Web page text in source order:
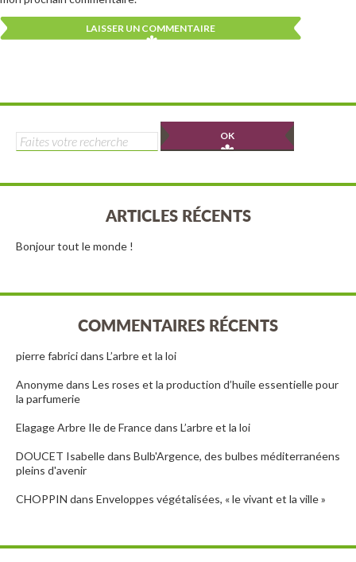
Rechercher :
ARTICLES RÉCENTS
Bonjour tout le monde !
COMMENTAIRES RÉCENTS
pierre fabricidans L’arbre et la loi
Anonymedans Les roses et la production d’huile essentielle pour
la parfumerie
Elagage Arbre Ile de Francedans L’arbre et la loi
DOUCET Isabelledans Bulb'Argence, des bulbes méditerranéens
pleins d'avenir
CHOPPIN dans Enveloppes végétalisées, « le vivant et la ville »